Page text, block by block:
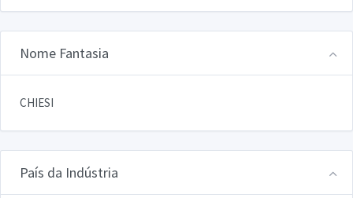
Nome Fantasia
CHIESI
País da Indústria